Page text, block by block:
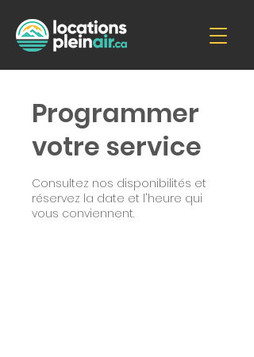
Programmer
votre service
Consultez nos disponibilités et
réservez la date et l'heure qui
vous conviennent.